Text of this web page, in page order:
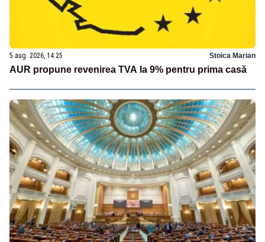
5 aug. 2026, 14:25 Stoica Marian
AUR propune revenirea TVA la 9% pentru prima casă